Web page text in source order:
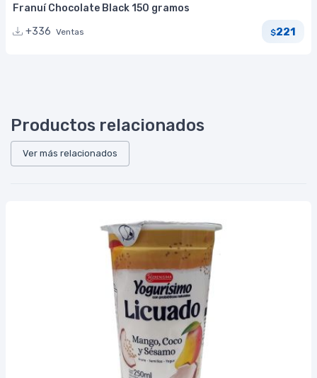
Franuí Chocolate Black 150 gramos
+336 Ventas $221
Productos relacionados
Ver más relacionados